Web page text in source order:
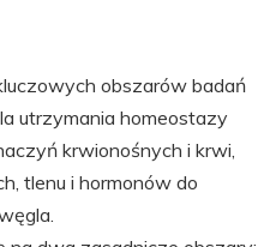
obszarów badań
utrzymania homeostazy
krwionośnych i krwi,
tlenu i hormonów do